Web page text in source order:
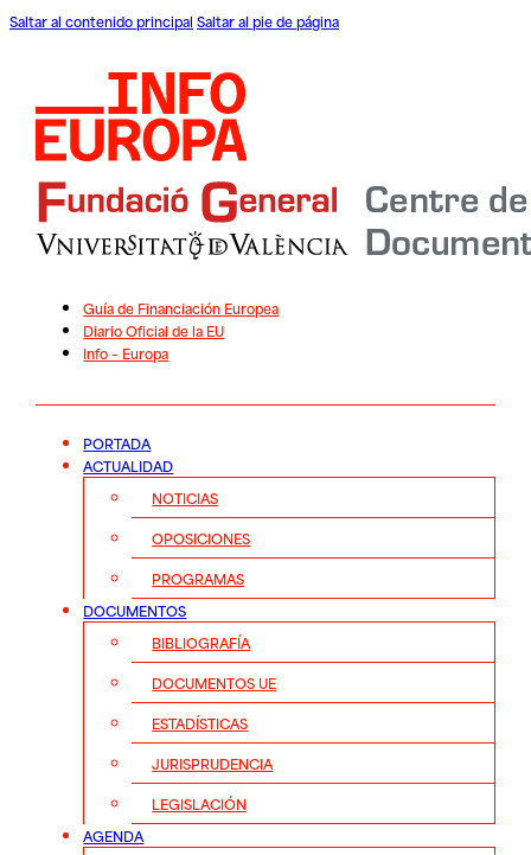
Saltar al contenido principal Saltar al pie de página
Guía de Financiación Europea
Diario Oficial de la EU
Info – Europa
PORTADA
ACTUALIDAD
NOTICIAS
OPOSICIONES
PROGRAMAS
DOCUMENTOS
BIBLIOGRAFÍA
DOCUMENTOS UE
ESTADÍSTICAS
JURISPRUDENCIA
LEGISLACIÓN
AGENDA